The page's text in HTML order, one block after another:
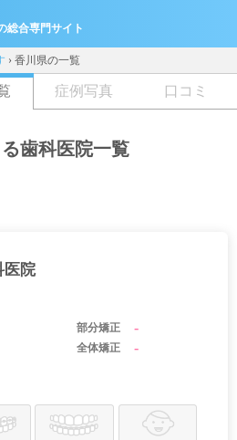
総合専門サイト
› 香川県の一覧
症例写真 口コミ
歯科医院一覧
医院
部分矯正 -
全体矯正 -